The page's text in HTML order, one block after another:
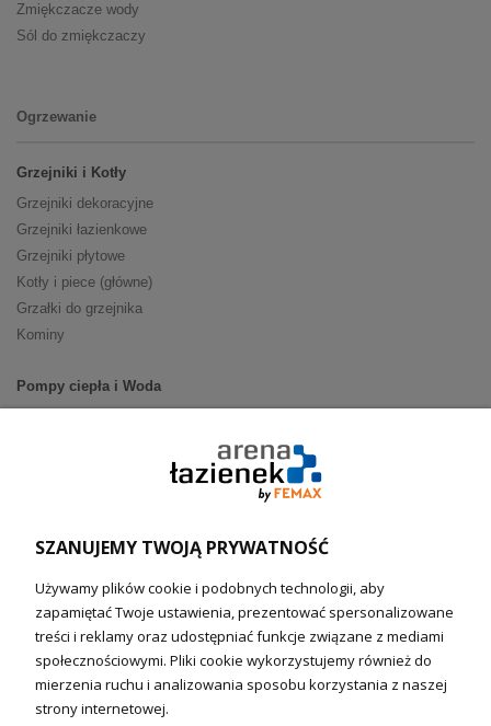
Zmiękczacze wody
Sól do zmiękczaczy
Ogrzewanie
Grzejniki i Kotły
Grzejniki dekoracyjne
Grzejniki łazienkowe
Grzejniki płytowe
Kotły i piece (główne)
Grzałki do grzejnika
Kominy
Pompy ciepła i Woda
Ogrzewanie podłogowe (główne)
Technika solarna
Fotowoltanika
Sterowniki i regulatory
Nagrzewnice i kurtyny
SZANUJEMY TWOJĄ PRYWATNOŚĆ
Używamy plików cookie i podobnych technologii, aby
zapamiętać Twoje ustawienia, prezentować spersonalizowane
treści i reklamy oraz udostępniać funkcje związane z mediami
społecznościowymi. Pliki cookie wykorzystujemy również do
mierzenia ruchu i analizowania sposobu korzystania z naszej
strony internetowej.